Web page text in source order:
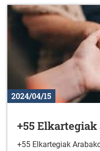
2024/04/15
+55
+55 Elkartegiak